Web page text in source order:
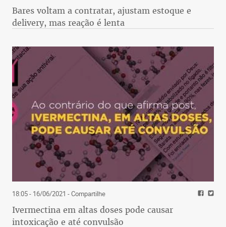
Bares voltam a contratar, ajustam estoque e
delivery, mas reação é lenta
18:05 - 16/06/2021 - Compartilhe
Ivermectina em altas doses pode causar
intoxicação e até convulsão